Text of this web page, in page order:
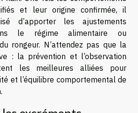
et leur origine confirmée, il
d’apporter les ajustements
le régime alimentaire ou
rongeur. N’attendez pas que la
: la prévention et l’observation
les meilleures alliées pour
et l’équilibre comportemental de